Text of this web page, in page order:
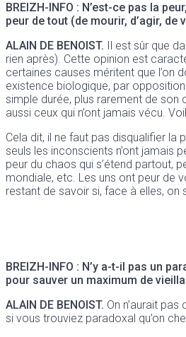
BREIZH-INFO : N’est-ce pas la
peur de tout (de mourir, d’agir,
ALAIN DE BENOIST. Il est sûr que
rien après). Cette opinion est
certaines causes méritent que l’on
existence biologique, par
simple durée, plus rarement de son
aussi ceux qui n’ont jamais vécu.
Cela dit, il ne faut pas disqualifier la
seuls les inconscients n’ont jamais
peur du chaos qui s’étend partout,
mondiale, etc. Les uns ont peur de
restant de savoir si, face à elles, on
BREIZH-INFO : N’y a-t-il pas un
pour sauver un maximum de
ALAIN DE BENOIST. On n’aurait
si vous trouviez paradoxal qu’on